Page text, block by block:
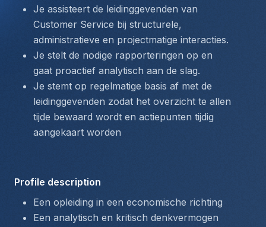
Je assisteert de leidinggevenden van
Customer Service bij structurele,
administratieve en projectmatige interacties.
Je stelt de nodige rapporteringen op en
gaat proactief analytisch aan de slag.
Je stemt op regelmatige basis af met de
leidinggevenden zodat het overzicht te allen
tijde bewaard wordt en actiepunten tijdig
aangekaart worden
Profile description
Een opleiding in een economische richting
Een analytisch en kritisch denkvermogen